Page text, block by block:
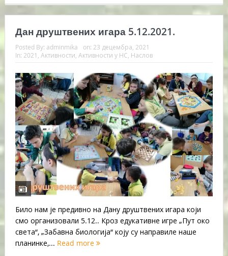
Дан друштвених игара 5.12.2021.
Posted By: adminmika on: 23 децембра, 2021
In: 2021 Активности Активности у НС Наслов
Било нам је предивно на Дану друштвених игара који
смо организовали 5.12.. Кроз едукативне игре „Пут око
света“, „Забавна биологија“ коју су направиле наше
планинке,... Read more